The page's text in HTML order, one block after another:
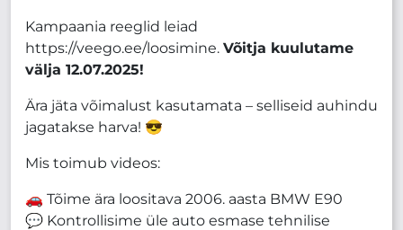
Kampaania reeglid leiad
https://veego.ee/loosimine. Võitja kuulutame
välja 12.07.2025!
Ära jäta võimalust kasutamata – selliseid auhindu
jagatakse harva! 😎
Mis toimub videos:
🚗 Tõime ära loositava 2006. aasta BMW E90
💬 Kontrollisime üle auto esmase tehnilise